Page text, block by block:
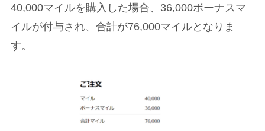
40,000マイルを購入した場合、36,000ボーナスマ
イルが付与され、合計が76,000マイルとなりま
す。